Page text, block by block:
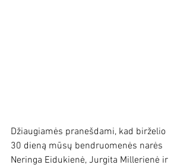
Džiaugiamės pranešdami, kad birželio
30 dieną mūsų bendruomenės narės
Neringa Eidukienė, Jurgita Millerienė ir